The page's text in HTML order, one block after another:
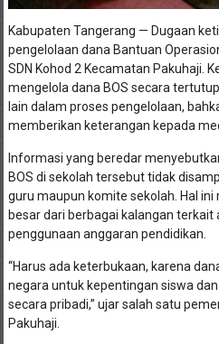
Kabupaten Tangerang — Dugaan
pengelolaan dana Bantuan
SDN Kohod 2 Kecamatan Pakuhaji.
mengelola dana BOS secara
lain dalam proses pengelolaan,
memberikan keterangan kepada
Informasi yang beredar
BOS di sekolah tersebut tidak
guru maupun komite sekolah. Hal
besar dari berbagai kalangan
penggunaan anggaran pendidikan.
“Harus ada keterbukaan, karena
negara untuk kepentingan siswa
secara pribadi,” ujar salah satu
Pakuhaji.